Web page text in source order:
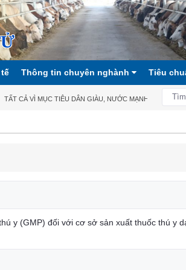
Thông tin chuyên nghành Tiêu
TẤT CẢ VÌ MỤC TIÊU DÂN GIÀU, NƯỚC MẠNH, XÃ HỘI
y (GMP) đối với cơ sở sản xuất thuốc thú y